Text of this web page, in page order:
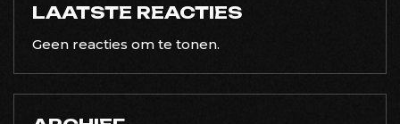
LAATSTE REACTIES
Geen reacties om te tonen.